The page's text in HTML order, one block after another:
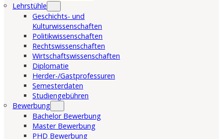
Lehrstühle
Geschichts- und
Kulturwissenschaften
Politikwissenschaften
Rechtswissenschaften
Wirtschaftswissenschaften
Diplomatie
Herder-/Gastprofessuren
Semesterdaten
Studiengebühren
Bewerbung
Bachelor Bewerbung
Master Bewerbung
PHD Bewerbung